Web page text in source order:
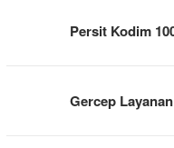
Persit Kodim
Gercep